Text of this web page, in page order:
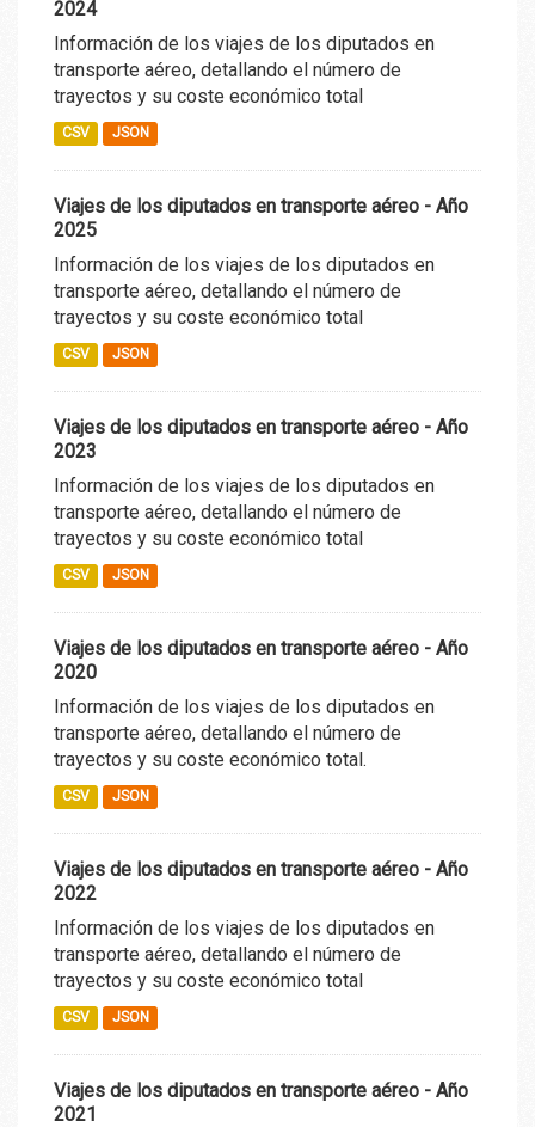
2024
Información de los viajes de los diputados en
transporte aéreo, detallando el número de
trayectos y su coste económico total
CSV JSON
Viajes de los diputados en transporte aéreo - Año
2025
Información de los viajes de los diputados en
transporte aéreo, detallando el número de
trayectos y su coste económico total
CSV JSON
Viajes de los diputados en transporte aéreo - Año
2023
Información de los viajes de los diputados en
transporte aéreo, detallando el número de
trayectos y su coste económico total
CSV JSON
Viajes de los diputados en transporte aéreo - Año
2020
Información de los viajes de los diputados en
transporte aéreo, detallando el número de
trayectos y su coste económico total.
CSV JSON
Viajes de los diputados en transporte aéreo - Año
2022
Información de los viajes de los diputados en
transporte aéreo, detallando el número de
trayectos y su coste económico total
CSV JSON
Viajes de los diputados en transporte aéreo - Año
2021